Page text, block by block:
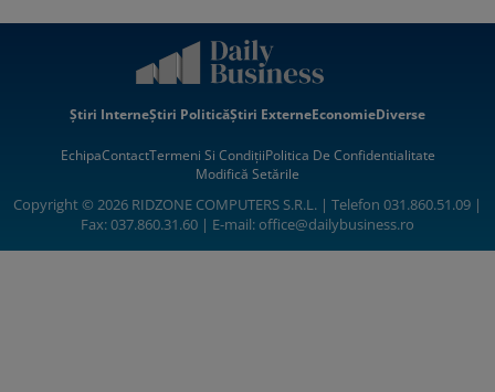
Știri InterneȘtiri PoliticăȘtiri ExterneEconomieDiverse
EchipaContactTermeni Si CondițiiPolitica De Confidentialitate
Modifică Setările
Copyright © 2026 RIDZONE COMPUTERS S.R.L. | Telefon 031.860.51.09 |
Fax: 037.860.31.60 | E-mail:office@dailybusiness.ro